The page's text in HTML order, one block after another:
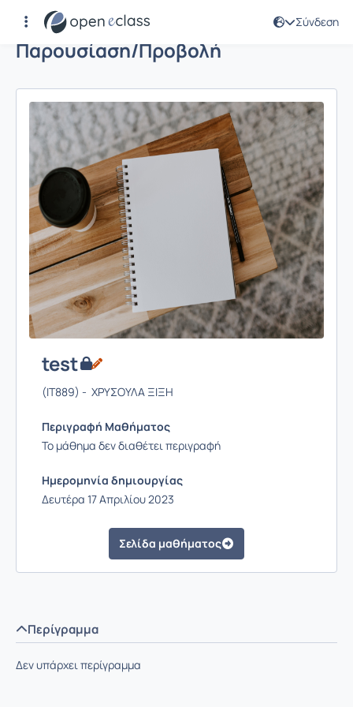
Σύνδεση
Παρουσίαση/Προβολή
test
(IT889) - ΧΡΥΣΟΥΛΑ ΞΙΞΗ
Περιγραφή Μαθήματος
Το μάθημα δεν διαθέτει περιγραφή
Ημερομηνία δημιουργίας
Δευτέρα 17 Απριλίου 2023
Σελίδα μαθήματος
Περίγραμμα
Δεν υπάρχει περίγραμμα